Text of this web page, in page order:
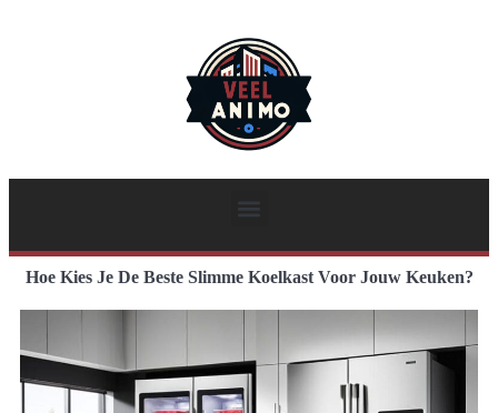
Hoe Kies Je De Beste Slimme Koelkast Voor Jouw Keuken?